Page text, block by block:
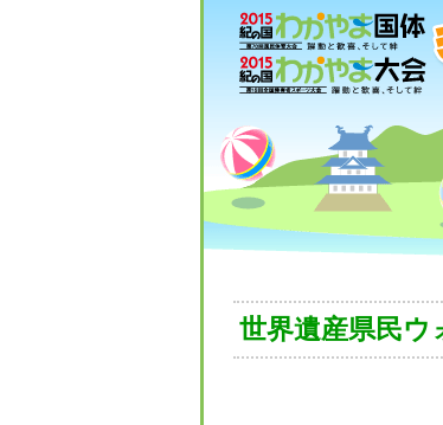
世界遺産県民ウ